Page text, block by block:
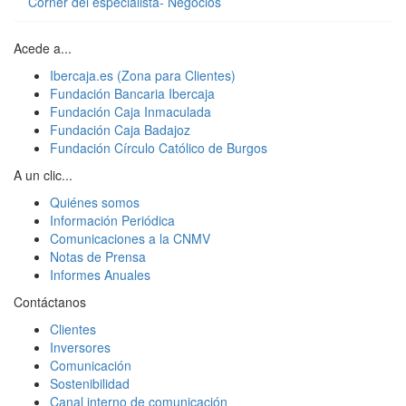
Acede a...
Ibercaja.es (Zona para Clientes)
Fundación Bancaria Ibercaja
Fundación Caja Inmaculada
Fundación Caja Badajoz
Fundación Círculo Católico de Burgos
A un clic...
Quiénes somos
Información Periódica
Comunicaciones a la CNMV
Notas de Prensa
Informes Anuales
Contáctanos
Clientes
Inversores
Comunicación
Sostenibilidad
Canal interno de comunicación